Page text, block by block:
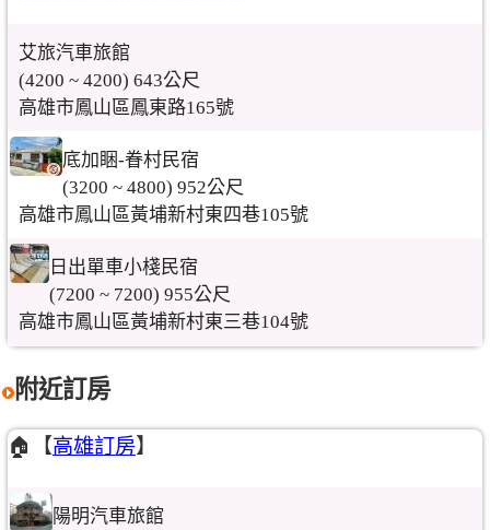
艾旅汽車旅館
(4200 ~ 4200) 643公尺
高雄市鳳山區鳳東路165號
底加睏-眷村民宿
(3200 ~ 4800) 952公尺
高雄市鳳山區黃埔新村東四巷105號
日出單車小棧民宿
(7200 ~ 7200) 955公尺
高雄市鳳山區黃埔新村東三巷104號
附近訂房
🏠【高雄訂房】
陽明汽車旅館